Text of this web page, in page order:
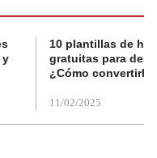
y
10 plantillas de
gratuitas para
¿Cómo convertirla
11/02/2025